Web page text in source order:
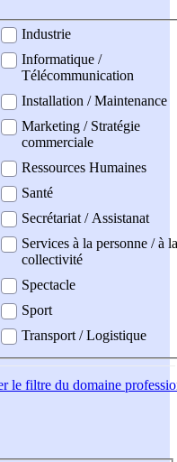
Industrie
Informatique /
Télécommunication
Installation / Maintenance
Marketing / Stratégie
commerciale
Ressources Humaines
Santé
Secrétariat / Assistanat
Services à la personne / à la
collectivité
Spectacle
Sport
Transport / Logistique
le filtre du domaine